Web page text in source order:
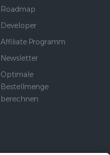
Roadmap
Developer
Affiliate Programm
Newsletter
Optimale
Bestellmenge
berechnen